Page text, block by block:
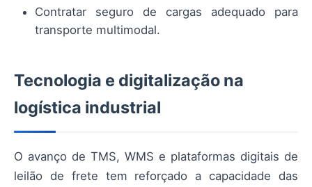
Contratar seguro de cargas adequado para
transporte multimodal.
Tecnologia e digitalização na
logística industrial
O avanço de TMS, WMS e plataformas digitais de
leilão de frete tem reforçado a capacidade das